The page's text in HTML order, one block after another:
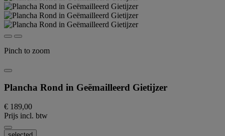
Pinch to zoom
Plancha Rond in Geëmailleerd Gietijzer
€ 189,00
Prijs incl. btw